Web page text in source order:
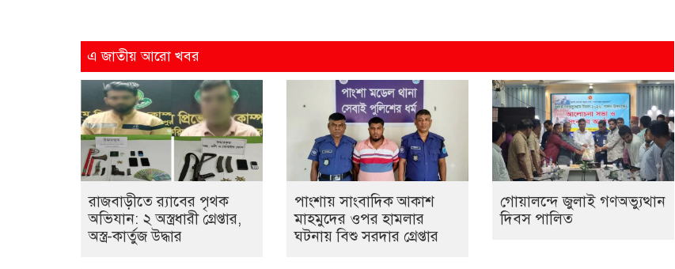
এ জাতীয় আরো খবর
রাজবাড়ীতে র‌্যাবের পৃথক
অভিযান: ২ অস্ত্রধারী গ্রেপ্তার,
অস্ত্র-কার্তুজ উদ্ধার
পাংশায় সাংবাদিক আকাশ
মাহমুদের ওপর হামলার
ঘটনায় বিশু সরদার গ্রেপ্তার
গোয়ালন্দে জুলাই গণঅভ্যুত্থান
দিবস পালিত